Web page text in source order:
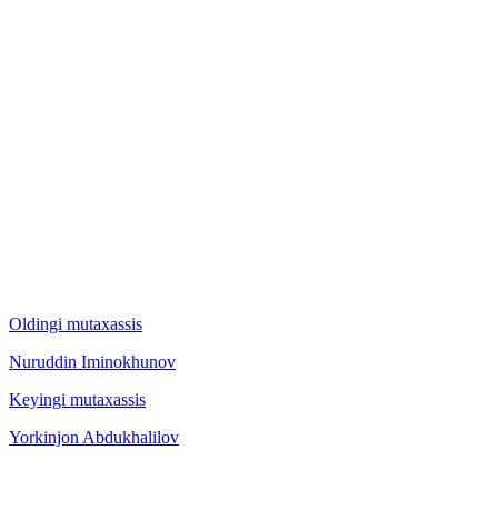
Oldingi mutaxassis
Nuruddin Iminokhunov
Keyingi mutaxassis
Yorkinjon Abdukhalilov